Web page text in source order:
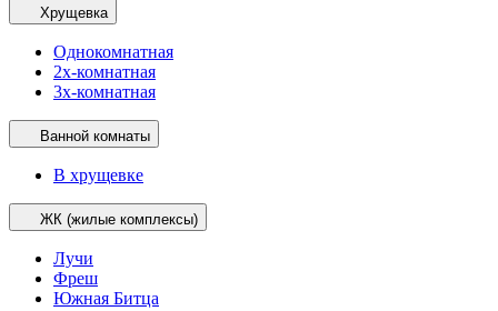
Хрущевка
Однокомнатная
2х-комнатная
3х-комнатная
Ванной комнаты
В хрущевке
ЖК (жилые комплексы)
Лучи
Фреш
Южная Битца